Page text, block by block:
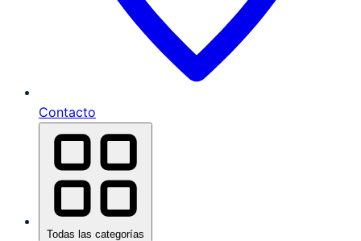
Contacto
Todas las categorías